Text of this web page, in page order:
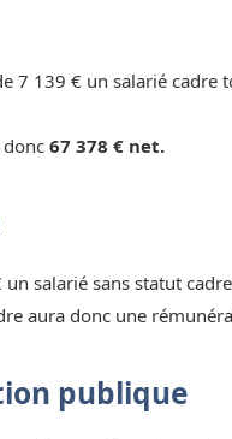
7 139 € un salarié cadre
67 378 € net.
salarié sans statut
aura donc une
publique